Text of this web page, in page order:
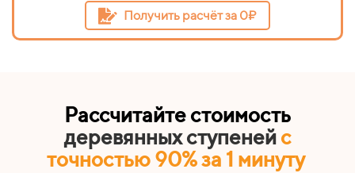
Получить расчёт за 0₽
Рассчитайте стоимость
деревянных ступенейс
точностью 90% за 1 минуту